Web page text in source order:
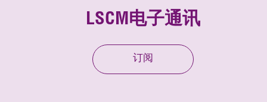
LSCM电子通讯
订阅